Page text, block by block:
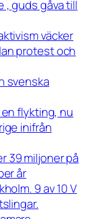
, guds gåva till
väcker
protest och
svenska
en flykting, nu
inifrån
39 miljoner på
år
9 av 10 V